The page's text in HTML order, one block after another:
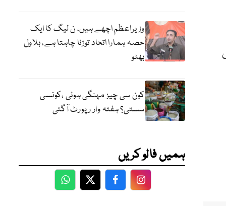
وزیراعظم اچھے ہیں، ن لیگ کا ایک
حصہ ہمارا اتحاد توڑنا چاہتا ہے، بلاول
بھٹو
کون سی چیز مہنگی ہوئی ،کونسی
سستی؟ ہفتہ وار رپورٹ آگئی
ہمیں فالو کریں
WhatsApp
TwitterFacebookFacebook